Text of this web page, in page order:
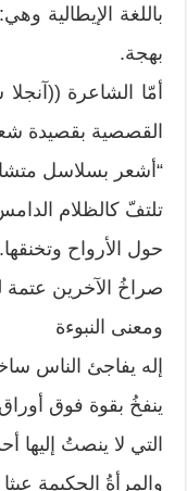
باللغة الإيطالية
بهجة.
أمّا الشاعرة
القصصية بقصيدة
“أشعر بسلاسل
تلتفّ كالظلام
حول الأرواح وتخنقها.
صراخُ الآخرين عتمة
ومعنى النبوءة
إله يفاجئ الناس
ينفخُ بقوة فوق
التي لا ينصتُ إليها
والمرأةُ الحكيمة عبثا